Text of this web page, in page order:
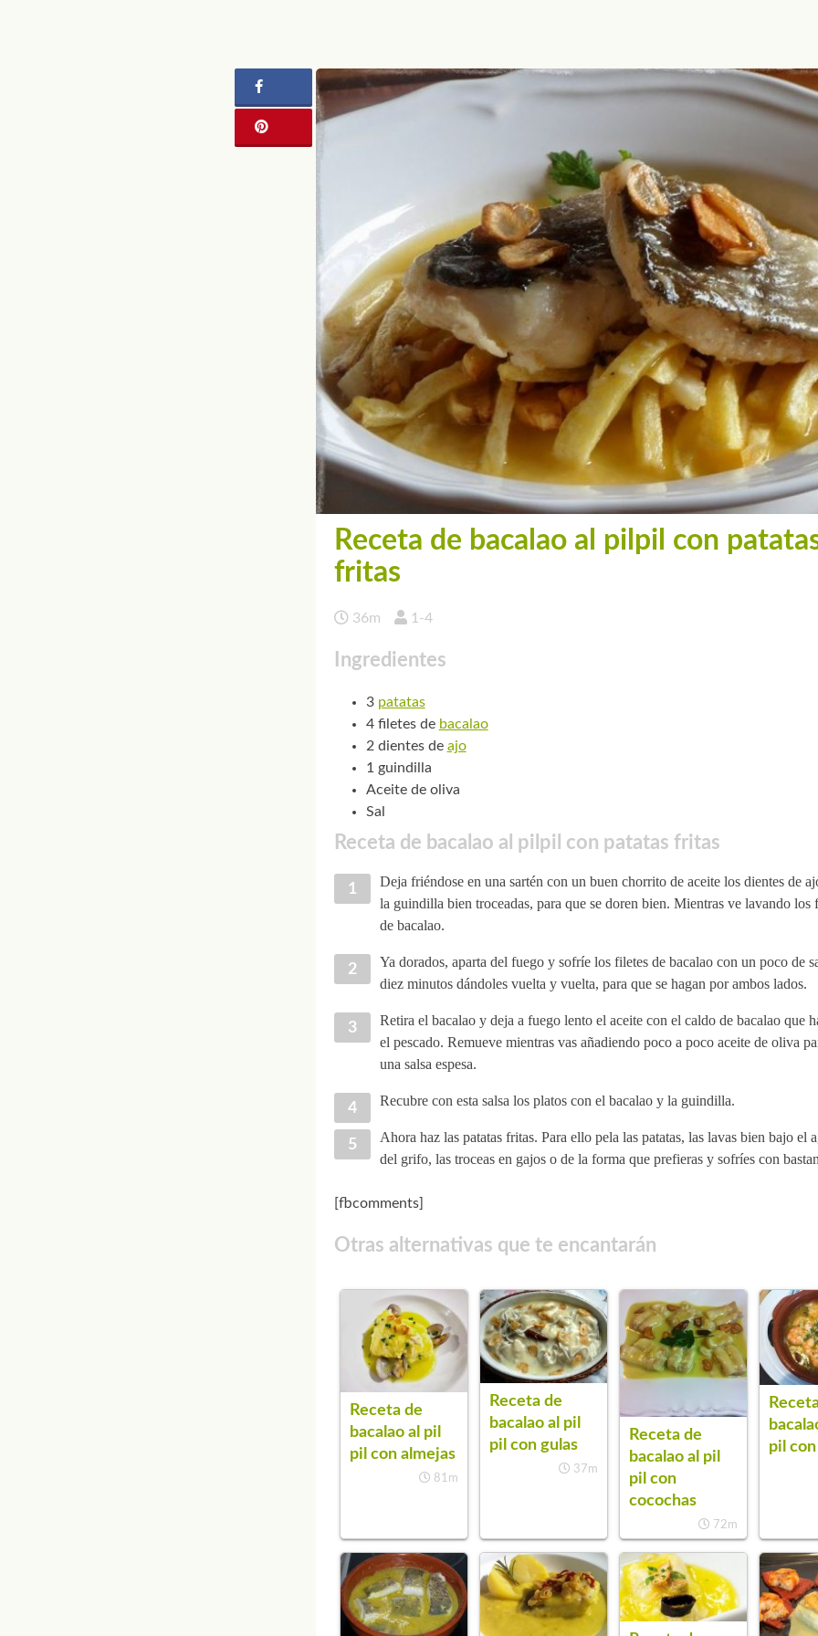
Receta de bacalao al pilpil con
fritas
36m 1-4
Ingredientes
3 patatas
4 filetes de bacalao
2 dientes de ajo
1 guindilla
Aceite de oliva
Sal
Receta de bacalao al pilpil con patatas fritas
Deja friéndose en una sartén con un buen chorrito de aceite los dientes de
la guindilla bien troceadas, para que se doren bien. Mientras ve lavando los
de bacalao.
Ya dorados, aparta del fuego y sofríe los filetes de bacalao con un poco de
diez minutos dándoles vuelta y vuelta, para que se hagan por ambos lados.
Retira el bacalao y deja a fuego lento el aceite con el caldo de bacalao que
el pescado. Remueve mientras vas añadiendo poco a poco aceite de oliva
una salsa espesa.
Recubre con esta salsa los platos con el bacalao y la guindilla.
Ahora haz las patatas fritas. Para ello pela las patatas, las lavas bien bajo el
del grifo, las troceas en gajos o de la forma que prefieras y sofríes con
[fbcomments]
Otras alternativas que te encantarán
Receta de
bacalao al pil
pil con almejas
81m
Receta de
bacalao al pil
pil con gulas
37m
Receta de
bacalao al pil
pil con
cocochas
72m
pil